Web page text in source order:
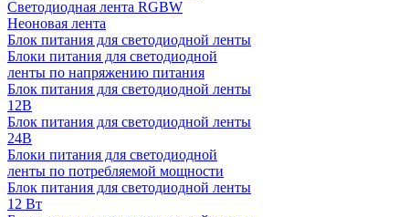
Светодиодная лента RGBW
Неоновая лента
Блок питания для светодиодной ленты
Блоки питания для светодиодной
ленты по напряжению питания
Блок питания для светодиодной ленты
12В
Блок питания для светодиодной ленты
24В
Блоки питания для светодиодной
ленты по потребляемой мощности
Блок питания для светодиодной ленты
12 Вт